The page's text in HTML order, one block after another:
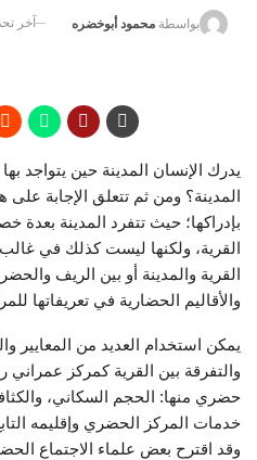
بواسطة محمود أبوخضره آخر
يدرك الإنسان المدينة حين يتواجد
المدينة؟ ومن ثم تتعلق الإجابة على
بإدراكها؛ حيث تتفرد المدينة بعدة
القرية، ولكنها ليست كذلك في غالب
القرية والمدينة أو بين الريف
والأقاليم الحضارية في تعريفاتها
يمكن استخدام العديد من المعايير
والتفرقة بين القرية كمركز
حضري منها: الحجم السكاني،
خدمات المركز الحضري وإقليمه
وقد اقترح بعض علماء الاجتماع